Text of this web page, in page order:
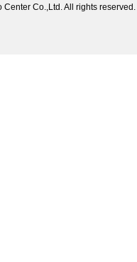
Co.,Ltd. All rights reserved.